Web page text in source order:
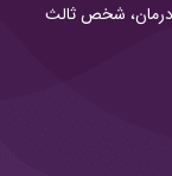
درمان، شخص ثالث